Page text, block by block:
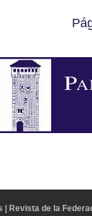
Revista de la